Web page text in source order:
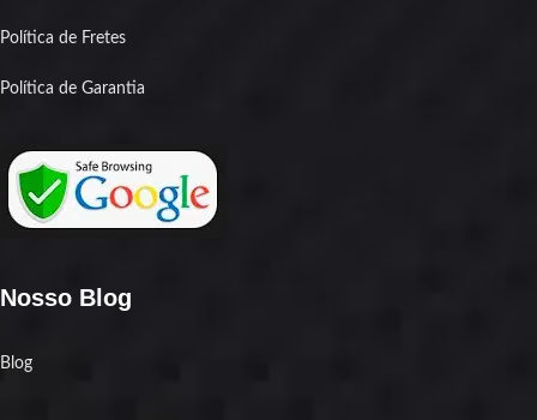
Política de Fretes
Política de Garantia
Nosso Blog
Blog